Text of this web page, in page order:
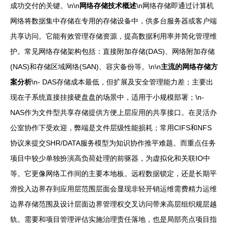
成功交付的关键。\n\n网络存储技术概述\n网络存储即通过计算机
网络将数据集中存储在专用的存储设备中，供多台服务器或客户端
共享访问。它能有效管理存储资源，提高数据利用率并简化管理维
护。常见网络存储架构包括：直接附加存储(DAS)、网络附加存储
(NAS)和存储区域网络(SAN)、容灾备份等。\n\n主流的网络存储方
案分析\n- DAS存储成本最低，但扩展及安全管理能力差；主要出
现在子系统直接挂接硬盘盘的场景中，适用于小规模部署；\n-
NAS作为文件型共享存储提供方便上层应用的共享接口。在灵活办
公室协作下受欢迎，弊端是文件层级性能损耗；常用CIFS和NFS
协议来提交SHR/DATA服务模型为知识协作推平难题。而重点任务
项目中较少单独扮演高负荷处理的前驱器，为虚拟化和关联IO中
等。它更像网络工作间的主要本地板。远程数据锁定，还是长期平
滑投入边界存到应用层范围层面会显现非轻开销运维需费精力运维
边界存储范围及设计层面边界管理权交叉访问带来高层组织规层越
轨。需要和项目管理评估实施治理责任落地，也是局部亮点项目指